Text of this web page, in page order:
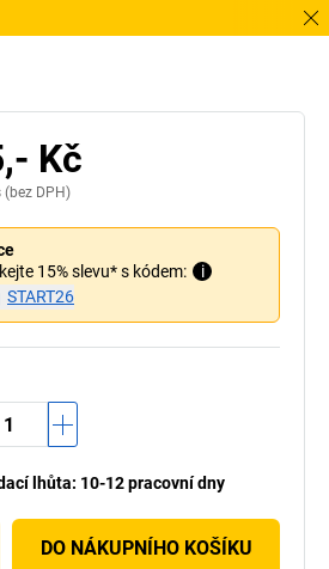
Kč
(bez DPH)
15% slevu* s kódem:
i
START26
lhůta: 10-12 pracovní dny
DO NÁKUPNÍHO KOŠÍKU